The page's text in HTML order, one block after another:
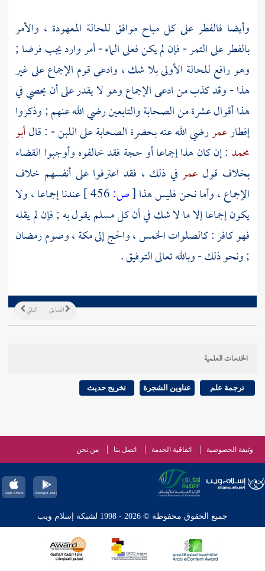
وأيضا فالفطر على كل مباح موافق للحالة المعهودة ، والأمر
بالفطر على التمر - فإن لم يكن فعلى الماء - أمر وارد يجب فرضا ;
وهو رافع للحالة الأولى بلا شك ، وادعى قوم الإجماع على غير
هذا - وقد كذب من ادعى الإجماع وهو لا يقدر على أن يحصي في
هذا أقوال عشرة من الصحابة والتابعين رضي الله عنهم ; وذكروا
إفطارعمررضي الله عنه بحضرة الصحابة على اللبن - : قالأبو
محمد : إن كان هذا إجماعا أو حجة فقد خالفوه وأوجبوا القضاء
بخلاف قول عمر في ذلك ، فقد اعترفوا على أنفسهم خلاف
الإجماع ، وأما نحن فليس هذا[ص:
عندنا إجماعا ، ولا
يكون إجماعا إلا ما لا شك في أن كل مسلم يقول به ; فإن لم يقله
فهو كافر : كالصلوات الخمس ، والحج إلىمكة، وصوم رمضان
; ونحو ذلك - وبالله تعالى التوفيق .
التالي السابق
الخدمات العلمية
ترجمة علم عناوين الشجرة تخريج حديث
وثيقة الخصوصية اتفاقية الخدمة اتصل بنا من نحن
جميع الحقوق محفوظة © 2026 - 1998 لشبكة إسلام ويب